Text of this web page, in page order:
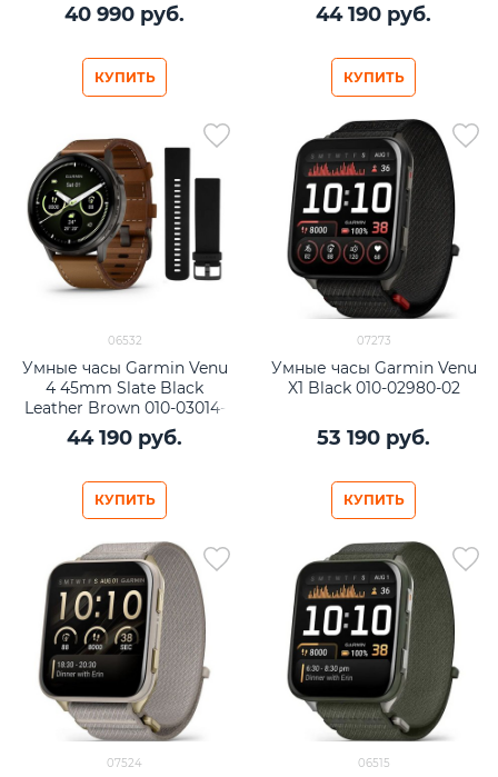
40 990 руб.
КУПИТЬ
44 190 руб.
КУПИТЬ
06532
Умные часы Garmin Venu
4 45mm Slate Black
Leather Brown 010-03014-
03
44 190 руб.
КУПИТЬ
07273
Умные часы Garmin Venu
X1 Black 010-02980-02
53 190 руб.
КУПИТЬ
07524 06515